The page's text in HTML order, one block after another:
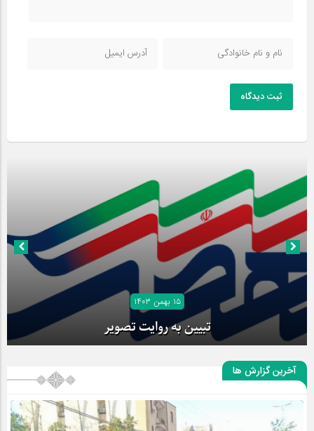
ثبت دیدگاه
۱۵ بهمن ۱۴۰۳
تبیین به روایت تصویر
آخرین گزارش ها